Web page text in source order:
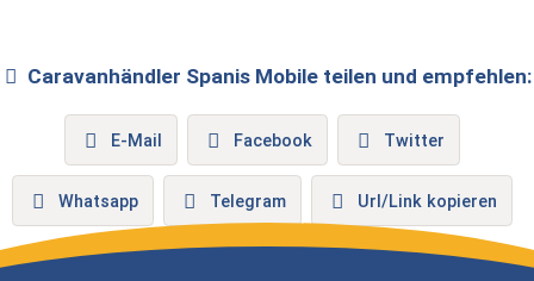
Caravanhändler Spanis Mobile teilen und empfehlen:
E-Mail Facebook Twitter
Whatsapp Telegram Url/Link kopieren